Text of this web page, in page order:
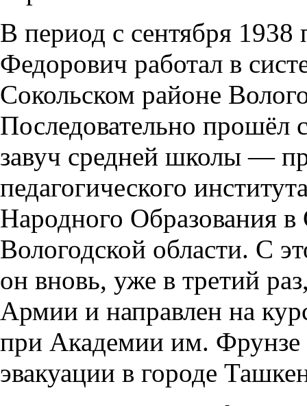
В период с сентября
Федорович работал в
Сокольском районе
Последовательно
завуч средней школы —
педагогического
Народного Образования в
Вологодской области. С
он вновь, уже в третий
Армии и направлен на
при Академии им. Фрунзе
эвакуации в городе